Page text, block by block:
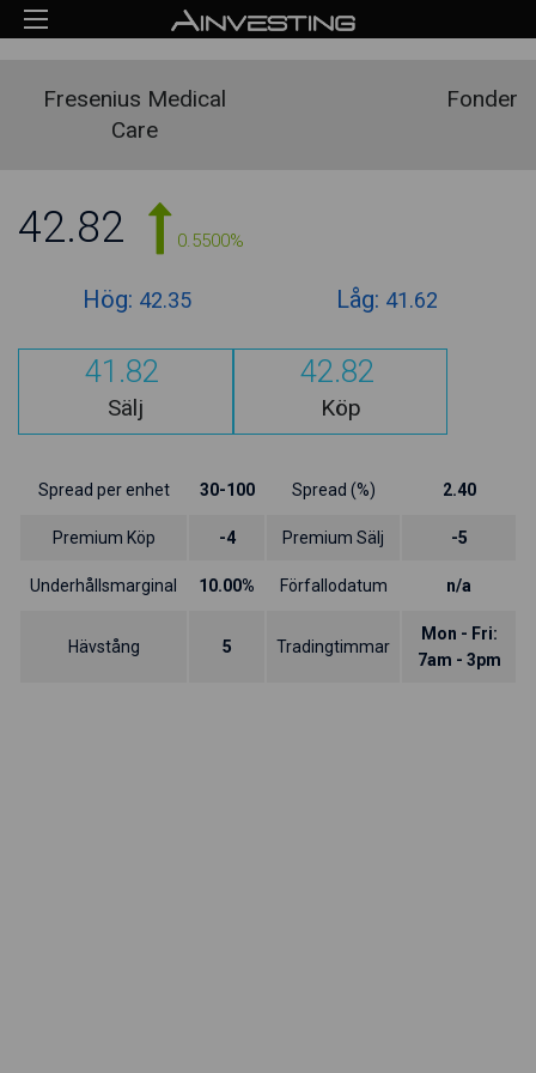
Fresenius Medical
Care
Fonder
42.82 0.5500%
Hög: 42.35 Låg: 41.62
41.82
Sälj
42.82
Köp
Spread per enhet 30-100 Spread (%) 2.40
Premium Köp -4 Premium Sälj -5
Underhållsmarginal 10.00% Förfallodatum n/a
Hävstång 5 Tradingtimmar
Mon - Fri:
7am - 3pm